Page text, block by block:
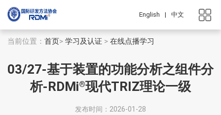
English | 中文
当前位置： 首页> 学习及认证 > 在线点播学习
03/27-基于装置的功能分析之组件分
析-RDMi®现代TRIZ理论一级
发布时间：2026-01-28